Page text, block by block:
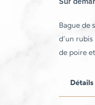
Bague de
d’un
de poire
Détails